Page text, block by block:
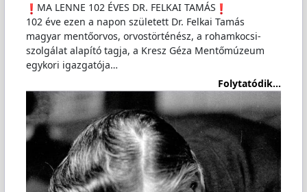
️MA LENNE 102 ÉVES DR. FELKAI TAMÁS
102 éve ezen a napon született Dr. Felkai Tamás
magyar mentőorvos, orvostörténész, a rohamkocsi-
szolgálat alapító tagja, a Kresz Géza Mentőmúzeum
egykori igazgatója…
Folytatódik...